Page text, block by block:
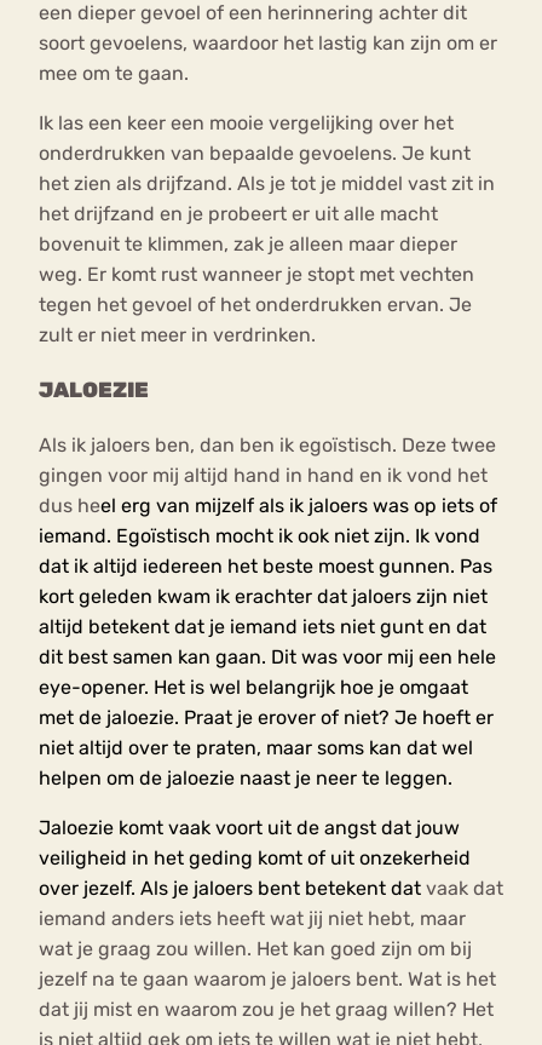
een dieper gevoel of een herinnering achter dit
soort gevoelens, waardoor het lastig kan zijn om er
mee om te gaan.
Ik las een keer een mooie vergelijking over het
onderdrukken van bepaalde gevoelens. Je kunt
het zien als drijfzand. Als je tot je middel vast zit in
het drijfzand en je probeert er uit alle macht
bovenuit te klimmen, zak je alleen maar dieper
weg. Er komt rust wanneer je stopt met vechten
tegen het gevoel of het onderdrukken ervan. Je
zult er niet meer in verdrinken.
JALOEZIE
Als ik jaloers ben, dan ben ik egoïstisch. Deze twee
gingen voor mij altijd hand in hand en ik vond het
dus heel erg van mijzelf als ik jaloers was op iets of
iemand. Egoïstisch mocht ik ook niet zijn. Ik vond
dat ik altijd iedereen het beste moest gunnen. Pas
kort geleden kwam ik erachter dat jaloers zijn niet
altijd betekent dat je iemand iets niet gunt en dat
dit best samen kan gaan. Dit was voor mij een hele
eye-opener. Het is wel belangrijk hoe je omgaat
met de jaloezie. Praat je erover of niet? Je hoeft er
niet altijd over te praten, maar soms kan dat wel
helpen om de jaloezie naast je neer te leggen.
Jaloezie komt vaak voort uit de angst dat jouw
veiligheid in het geding komt of uit onzekerheid
over jezelf. Als je jaloers bent betekent dat vaak dat
iemand anders iets heeft wat jij niet hebt, maar
wat je graag zou willen. Het kan goed zijn om bij
jezelf na te gaan waarom je jaloers bent. Wat is het
dat jij mist en waarom zou je het graag willen? Het
is niet altijd gek om iets te willen wat je niet hebt,